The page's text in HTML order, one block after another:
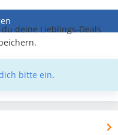
deine Lieblings-Deals
bitte ein.